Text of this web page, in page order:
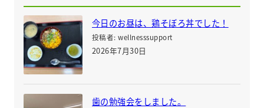
今日のお昼は、鶏そぼろ丼でした！
投稿者: wellnesssupport
2026年7月30日
歯の勉強会をしました。